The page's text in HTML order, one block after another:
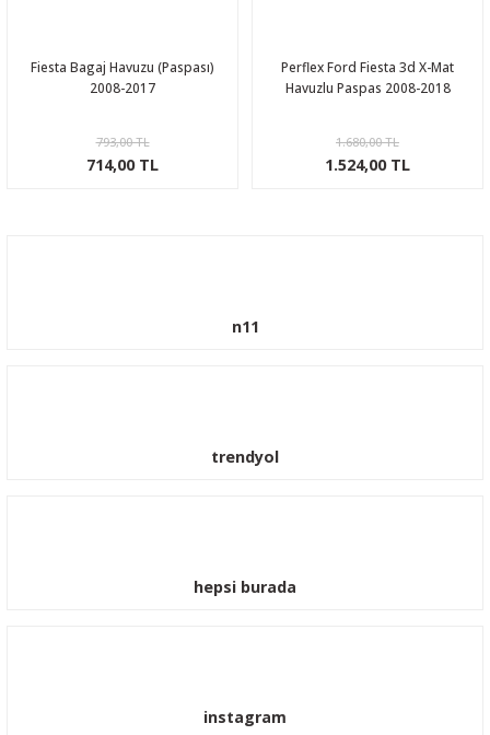
Fiesta Bagaj Havuzu (Paspası)
2008-2017
793,00 TL
714,00 TL
Perflex Ford Fiesta 3d X-Mat
Havuzlu Paspas 2008-2018
1.680,00 TL
1.524,00 TL
n11
trendyol
hepsi burada
instagram